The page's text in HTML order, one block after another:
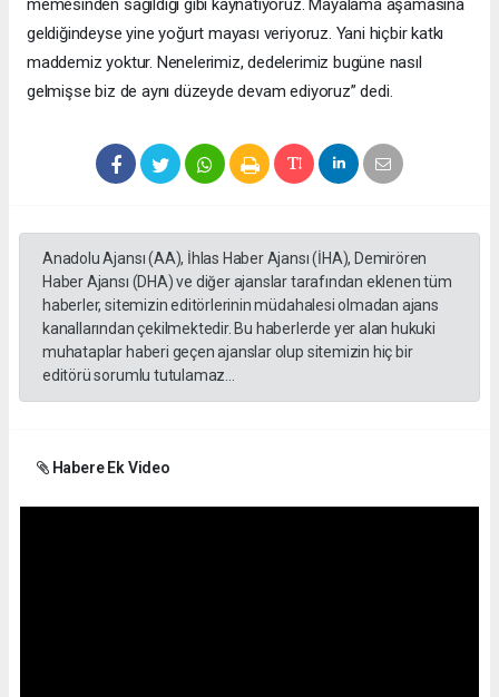
memesinden sağıldığı gibi kaynatıyoruz. Mayalama aşamasına
geldiğindeyse yine yoğurt mayası veriyoruz. Yani hiçbir katkı
maddemiz yoktur. Nenelerimiz, dedelerimiz bugüne nasıl
gelmişse biz de aynı düzeyde devam ediyoruz” dedi.
Anadolu Ajansı (AA), İhlas Haber Ajansı (İHA), Demirören
Haber Ajansı (DHA) ve diğer ajanslar tarafından eklenen tüm
haberler, sitemizin editörlerinin müdahalesi olmadan ajans
kanallarından çekilmektedir. Bu haberlerde yer alan hukuki
muhataplar haberi geçen ajanslar olup sitemizin hiç bir
editörü sorumlu tutulamaz...
Habere Ek Video